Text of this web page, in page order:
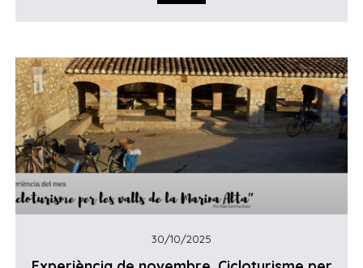
30/10/2025